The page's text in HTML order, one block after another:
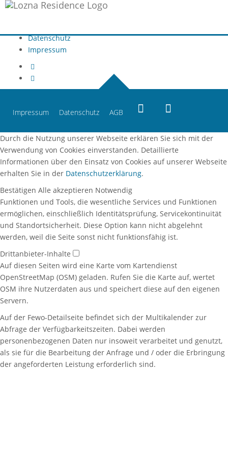
Buchungsanfrage
Datenschutz
Impressum
AGB
Datenschutz
Impressum
Durch die Nutzung unserer Webseite erklären Sie sich mit der
Verwendung von Cookies einverstanden. Detaillierte
Informationen über den Einsatz von Cookies auf unserer Webseite
erhalten Sie in der Datenschutzerklärung.
Bestätigen Alle akzeptieren Notwendig
Funktionen und Tools, die wesentliche Services und Funktionen
ermöglichen, einschließlich Identitätsprüfung, Servicekontinuität
und Standortsicherheit. Diese Option kann nicht abgelehnt
werden, weil die Seite sonst nicht funktionsfähig ist.
Drittanbieter-Inhalte
Auf diesen Seiten wird eine Karte vom Kartendienst
OpenStreetMap (OSM) geladen. Rufen Sie die Karte auf, wertet
OSM ihre Nutzerdaten aus und speichert diese auf den eigenen
Servern.
Auf der Fewo-Detailseite befindet sich der Multikalender zur
Abfrage der Verfügbarkeitszeiten. Dabei werden
personenbezogenen Daten nur insoweit verarbeitet und genutzt,
als sie für die Bearbeitung der Anfrage und / oder die Erbringung
der angeforderten Leistung erforderlich sind.